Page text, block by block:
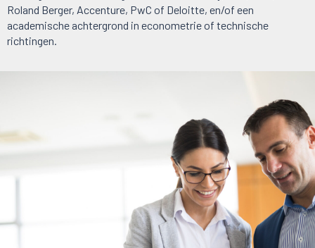
Roland Berger, Accenture, PwC of Deloitte, en/of een
academische achtergrond in econometrie of technische
richtingen.